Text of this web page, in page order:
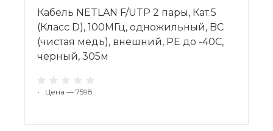
Кабель NETLAN F/UTP 2 пары, Кат.5
(Класс D), 100МГц, одножильный, BC
(чистая медь), внешний, PE до -40C,
черный, 305м
• Цена — 7598